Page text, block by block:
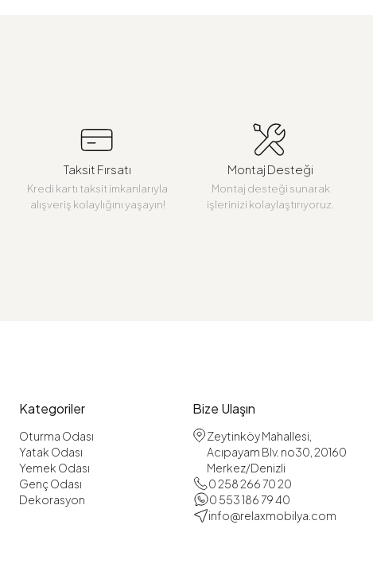
Taksit Fırsatı
Kredi kartı taksit imkanlarıyla
alışveriş kolaylığını yaşayın!
Montaj Desteği
Montaj desteği sunarak
işlerinizi kolaylaştırıyoruz.
Kategoriler
Oturma Odası
Yatak Odası
Yemek Odası
Genç Odası
Dekorasyon
Bize Ulaşın
Zeytinköy Mahallesi,
Acıpayam Blv. no30, 20160
Merkez/Denizli
0 258 266 70 20
0 553 186 79 40
info@relaxmobilya.com